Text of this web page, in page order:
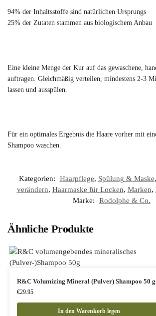
94% der Inhaltsstoffe sind natürlichen Ursprungs
25% der Zutaten stammen aus biologischem Anbau
Eine kleine Menge der Kur auf das gewaschene,
auftragen. Gleichmäßig verteilen, mindestens 2-3
lassen und ausspülen.
Für ein optimales Ergebnis die Haare vorher mit
Shampoo waschen.
Kategorien: Haarpflege, Spülung & Maske,
verändern, Haarmaske für Locken, Marken,
Marke:
Rodolphe & Co.
Ähnliche Produkte
R&C Volumizing Mineral (Pulver) Shampoo 50 g
€29.95
In den Warenkorb legen